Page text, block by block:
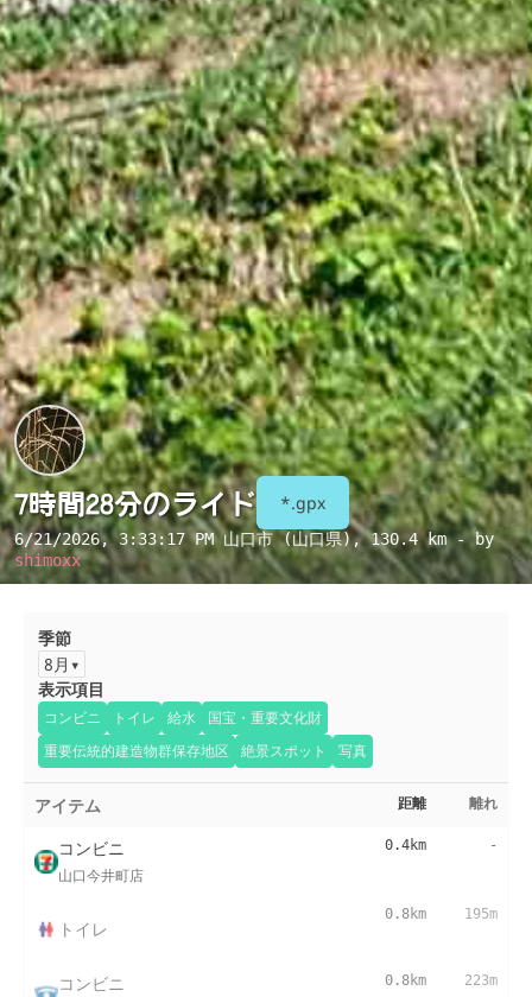
7時間28分のライド *.gpx
6/21/2026, 3:33:17 PM山口市 (山口県), 130.4 km - by
shimoxx
季節
8月
表示項目
コンビニ トイレ 給水
国宝・重要文化財
重要伝統的建造物群保存地区
絶景スポット 写真
アイテム 距離 離れ
コンビニ
山口今井町店
0.4km -
トイレ
0.8km 195m
コンビニ 0.8km 223m